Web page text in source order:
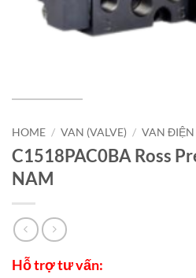
HOME / VAN (VALVE) / VAN
C1518PAC0BA Ross
NAM